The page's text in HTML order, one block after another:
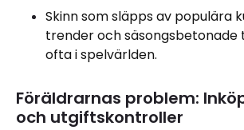
Skinn som släpps av populära
trender och säsongsbetonade
ofta i spelvärlden.
Föräldrarnas problem:
och utgiftskontroller